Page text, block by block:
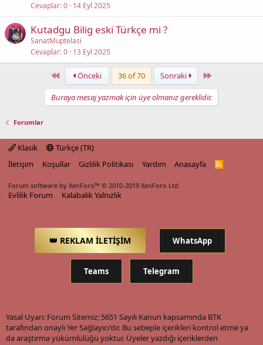
Cevaplar 0 14 Eyl 2025
Kutadgu Bilig eski Türkçe mi ?
SanatMuptelasi
Cevaplar 0 13 Eyl 2025
First Önceki 36 of 70 Sonraki Last
Buraya mesaj yazmak için üye olmanız gereklidir.
Forumlar
Klasik
Türkçe (TR)
İletişim
Koşullar Gizlilik Politikası Yardım Anasayfa
R
Forum software by XenForo™ © 2010-2019 XenForo Ltd.
Evlilik Forum Kalabalık Yalnızlık
👑 REKLAM İLETİŞİM WhatsApp
Teams Telegram
Yasal Uyarı: Forum Sitemiz; 5651 Sayılı Kanun kapsamında BTK
tarafından onaylı Yer Sağlayıcı'dır. Bu sebeple içerikleri kontrol etme ya
da araştırma yükümlülüğü yoktur. Üyeler yazdığı içeriklerden